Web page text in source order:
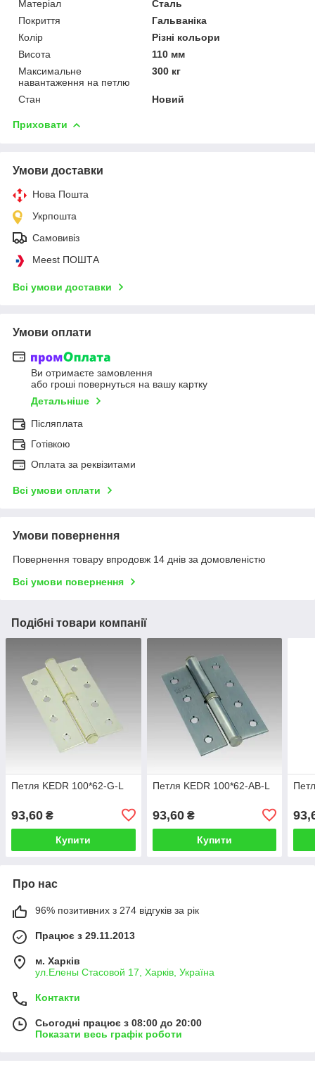
Матеріал
Сталь
Покриття
Гальваніка
Колір
Різні кольори
Висота
110 мм
Максимальне
навантаження на петлю
300 кг
Стан Новий
Приховати
Умови доставки
Нова Пошта
Укрпошта
Самовивіз
Meest ПОШТА
Всі умови доставки
Умови оплати
Ви отримаєте замовлення
або гроші повернуться на вашу картку
Детальніше
Післяплата
Готівкою
Оплата за реквізитами
Всі умови оплати
Умови повернення
Повернення товару впродовж 14 днів за домовленістю
Всі умови повернення
Подібні товари компанії
Петля KEDR 100*62-G-L
93,60 ₴
Купити
Петля KEDR 100*62-AB-L
93,60₴
Купити
Про нас
96% позитивних з 274 відгуків за рік
Працює з 29.11.2013
м. Харків
ул.Елены Стасовой 17, Харків, Україна
Контакти
Сьогодні працює з 08:00 до 20:00
Показати весь графік роботи